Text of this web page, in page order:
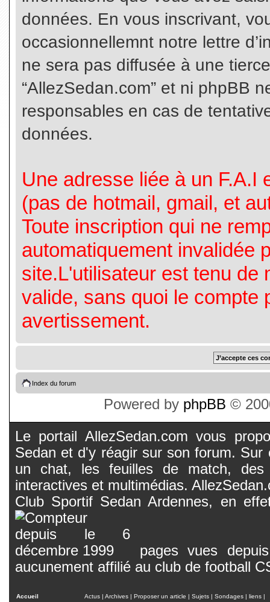
données. En vous inscrivant,
occasionnellemnt notre lettre
ne sera pas diffusée à une
“AllezSedan.com” et ni phpBB
responsables en cas de
données.
Une adresse liée à un F.A.I
(pas de hotmail, gmail, et
Toute inscription qui ne
automatiquement invalidée
site.L'utilisateur est tenu de
valide, sans quoi le compte
avertissement.
Index du forum
Powered by phpBB ©
Le portail AllezSedan.com vous
Sedan et d'y réagir sur son forum.
un chat, les feuilles de match, des
interactives et multimédias.
Club Sportif Sedan Ardennes, en
pages vues
aucunement affilié au club de football
Accueil Actus | Archives | Proposer un article | Sujets | Sondages | liens |